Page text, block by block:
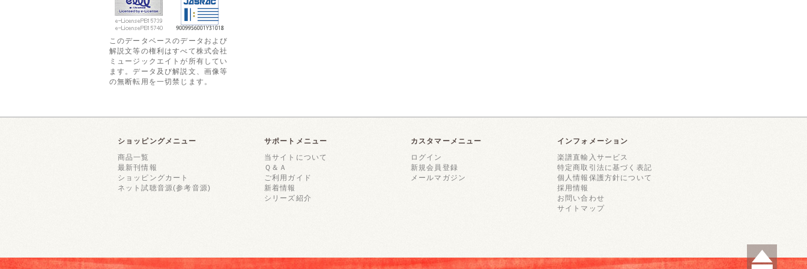
このデータベースのデータおよび
解説文等の権利はすべて株式会社
ミュージックエイトが所有してい
ます。データ及び解説文、画像等
の無断転用を一切禁じます。
ショッピングメニュー
商品一覧
最新刊情報
ショッピングカート
ネット試聴音源(参考音源)
サポートメニュー
当サイトについて
Ｑ＆Ａ
ご利用ガイド
新着情報
シリーズ紹介
カスタマーメニュー
ログイン
新規会員登録
メールマガジン
インフォメーション
楽譜直輸入サービス
特定商取引法に基づく表記
個人情報保護方針について
採用情報
お問い合わせ
サイトマップ